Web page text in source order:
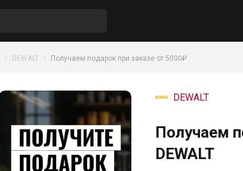
DEWALT Получаем подарок при заказе от 5000₽
DEWALT
Получаем
DEWALT